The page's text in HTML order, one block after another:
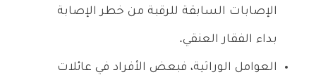
الإصابات السابقة للرقبة من خطر الإصابة
بداء الفقار العنقي.
العوامل الوراثية، فبعض الأفراد في عائلات